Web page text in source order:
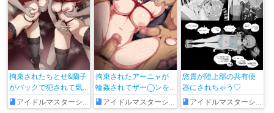
拘束されたちとせ&蘭子
がバックで犯されて気
持ちよくなっちゃう!!
アイドルマスターシンデレラガールズ
拘束されたアーニャが
輪姦されてザー◯ンを
ぶっかけられちゃう♡
アイドルマスターシンデレラガールズ
悠貴が陸上部の共有便
器にされちゃう♡
アイドルマスターシンデレラガールズ